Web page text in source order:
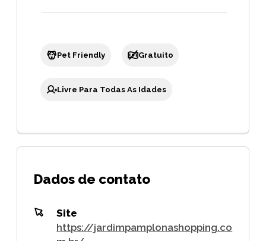
Pet Friendly Gratuito
Livre Para Todas As Idades
Dados de contato
Site
https://jardimpamplonashopping.co